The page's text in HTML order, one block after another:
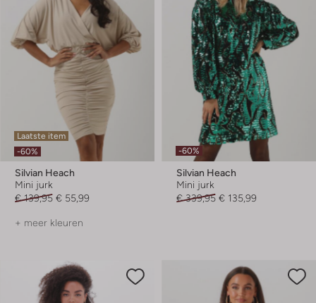
Laatste item
-60%
Silvian Heach
Mini jurk
€ 139,95 € 55,99
+ meer kleuren
-60%
Silvian Heach
Mini jurk
€ 339,95 € 135,99